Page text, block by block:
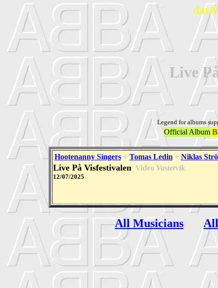
Live
Legend for albums
Official Album
Hootenanny Singers+ Tomas Ledin + Niklas
Live På Visfestivalen Video Vastervik
12/07/2025
All Musicians